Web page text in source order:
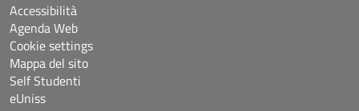
Accessibilità
Agenda Web
Cookie settings
Mappa del sito
Self Studenti
eUniss